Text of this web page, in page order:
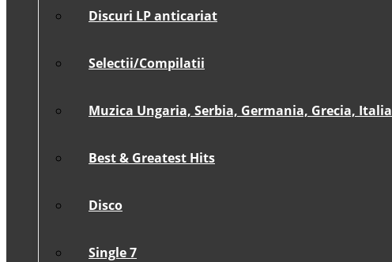
Discuri LP anticariat
Selectii/Compilatii
Muzica Ungaria, Serbia, Germania, Grecia, Italia
Best & Greatest Hits
Disco
Single 7